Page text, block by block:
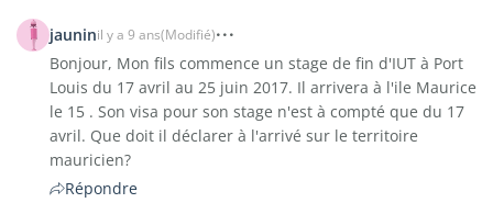
jauninil y a 9 ans(Modifié)
Bonjour, Mon fils commence un stage de fin d'IUT à Port
Louis du 17 avril au 25 juin 2017. Il arrivera à l'ile Maurice
le 15 . Son visa pour son stage n'est à compté que du 17
avril. Que doit il déclarer à l'arrivé sur le territoire
mauricien?
Répondre